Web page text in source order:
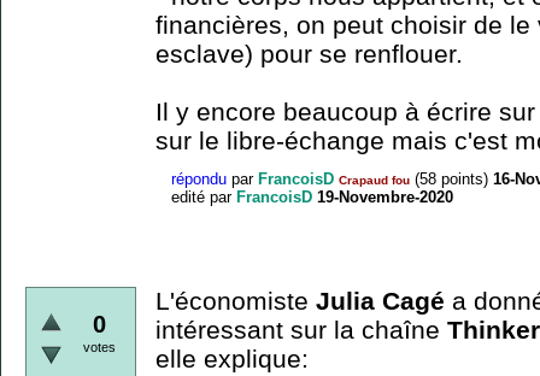
financières, on peut choisir de
esclave) pour se renflouer.
Il y encore beaucoup à écrire
sur le libre-échange mais c'est
répondu par FrancoisD Crapaud fou (58 points) 16-
edité par FrancoisD 19-Novembre-2020
0
votes
L'économiste Julia Cagé a
intéressant sur la chaîne
elle explique: